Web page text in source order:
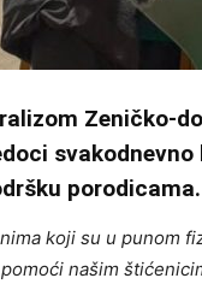
Zeničko-
svakodnevno
porodicama.
koji su u punom
našim